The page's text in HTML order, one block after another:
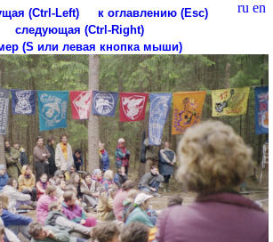
ru en
(Ctrl-Left)
к оглавлению (Esc)
следующая (Ctrl-Right)
(S или левая кнопка мыши)